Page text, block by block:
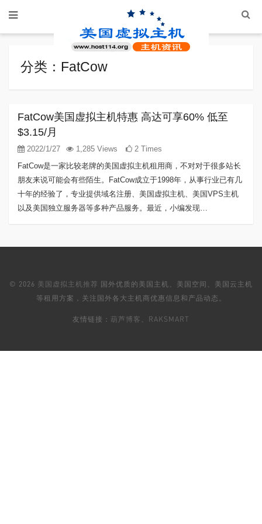
分类：FatCow
FatCow美国虚拟主机特惠 高达可享60% 低至
$3.15/月
2022/1/27 1,285 Views
2 Times
FatCow是一家比较老牌的美国虚拟主机租用商，不对对于很多站长
朋友来说可能会有些陌生。FatCow成立于1998年，从事行业已有几
十年的经验了，专业提供域名注册、美国虚拟主机、美国VPS主机
以及美国独立服务器等多种产品服务。最近，小编发现…
© 2026 美国虚拟主机推荐 国外优质的美国主机、美国空间、美国云主机
等租用方案，关注国外各大主机商优惠信息和产品动态。
友情链接： 葫芦博客 RAKSMART